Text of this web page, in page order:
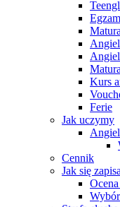
Matura
Kurs
Ferie
Jak uczymy
Cennik
Jak się